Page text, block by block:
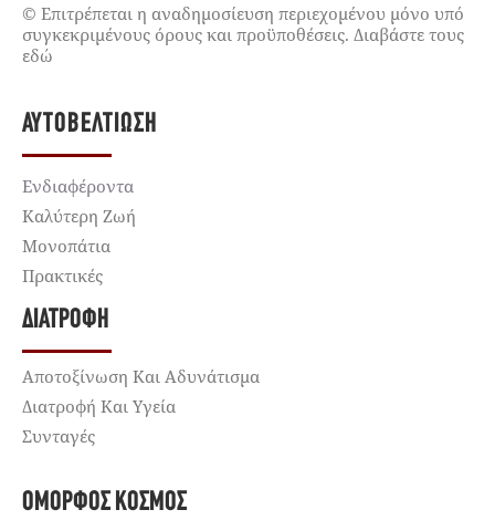
© Επιτρέπεται η αναδημοσίευση περιεχομένου μόνο υπό
συγκεκριμένους όρους και προϋποθέσεις. Διαβάστε τους
εδώ
ΑΥΤΟΒΕΛΤΊΩΣΗ
Ενδιαφέροντα
Καλύτερη Ζωή
Μονοπάτια
Πρακτικές
ΔΙΑΤΡΟΦΉ
Αποτοξίνωση Και Αδυνάτισμα
Διατροφή Και Υγεία
Συνταγές
ΌΜΟΡΦΟΣ ΚΌΣΜΟΣ